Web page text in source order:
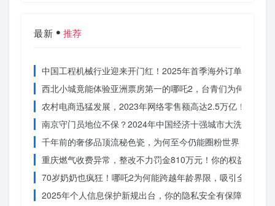
最新 推荐
中国工程机械行业迎来开门红！2025年首季海外订单激增，
西北小城竟能体验亚洲票房第一的哪吒2，台青们为何如此惊
农村电商迅猛发展，2023年网络零售额高达2.5万亿！你还在
南京守门员地位不保？2024年中国经济十强城市大洗牌
千年前的奢侈品顶流秘色瓷，为何至今仍能圈粉世界？揭秘
重庆燃气收费异常，整改不力罚金810万元！你的权益被侵犯
70岁奶奶也疯狂！哪吒2为何能跨越年龄界限，吸引全民观影
2025年个人信息保护新规出台，你的隐私安全有保障了吗？